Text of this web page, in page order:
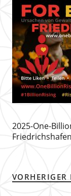
2025-One-
Friedrichshafen
VORHERIGER